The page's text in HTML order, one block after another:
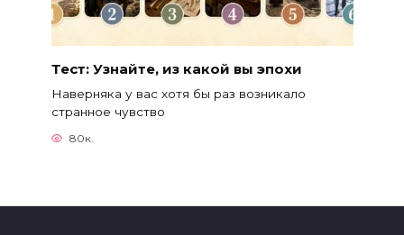
Тест: Узнайте, из какой вы эпохи
Наверняка у вас хотя бы раз возникало
странное чувство
80к.